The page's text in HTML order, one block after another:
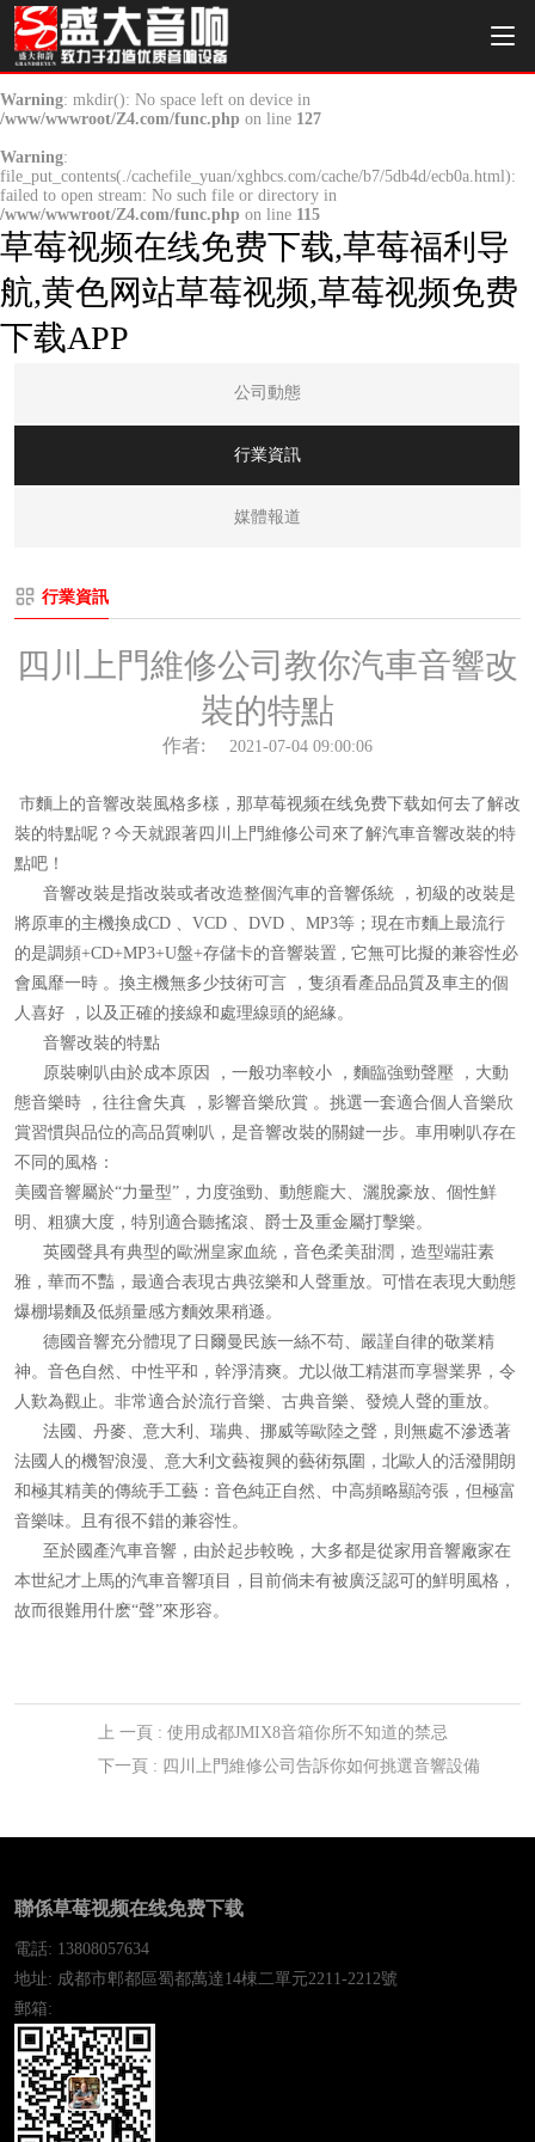
Warning: mkdir(): No space left on device in
/www/wwwroot/Z4.com/func.php on line 127
Warning:
file_put_contents(./cachefile_yuan/xghbcs.com/cache/b7/5db4d/ecb0a.html):
failed to open stream: No such file or directory in
/www/wwwroot/Z4.com/func.php on line 115
草莓视频在线免费下载,草莓福利导
航,黄色网站草莓视频,草莓视频免费
下载APP
公司動態
行業資訊
媒體報道
行業資訊
四川上門維修公司教你汽車音響改
裝的特點
作者: 2021-07-04 09:00:06
市麵上的音響改裝風格多樣，那草莓视频在线免费下载如何去了解改
裝的特點呢？今天就跟著四川上門維修公司來了解汽車音響改裝的特
點吧！
音響改裝是指改裝或者改造整個汽車的音響係統 ，初級的改裝是
將原車的主機換成CD 、VCD 、DVD 、MP3等；現在市麵上最流行
的是調頻+CD+MP3+U盤+存儲卡的音響裝置 , 它無可比擬的兼容性必
會風靡一時 。換主機無多少技術可言 ，隻須看產品品質及車主的個
人喜好 ，以及正確的接線和處理線頭的絕緣。
音響改裝的特點
原裝喇叭由於成本原因 ，一般功率較小 ，麵臨強勁聲壓 ，大動
態音樂時 ，往往會失真 ，影響音樂欣賞 。挑選一套適合個人音樂欣
賞習慣與品位的高品質喇叭，是音響改裝的關鍵一步。車用喇叭存在
不同的風格：
美國音響屬於“力量型”，力度強勁、動態龐大、灑脫豪放、個性鮮
明、粗獷大度，特別適合聽搖滾、爵士及重金屬打擊樂。
英國聲具有典型的歐洲皇家血統，音色柔美甜潤，造型端莊素
雅，華而不豔，最適合表現古典弦樂和人聲重放。可惜在表現大動態
爆棚場麵及低頻量感方麵效果稍遜。
德國音響充分體現了日爾曼民族一絲不苟、嚴謹自律的敬業精
神。音色自然、中性平和，幹淨清爽。尤以做工精湛而享譽業界，令
人歎為觀止。非常適合於流行音樂、古典音樂、發燒人聲的重放。
法國、丹麥、意大利、瑞典、挪威等歐陸之聲，則無處不滲透著
法國人的機智浪漫、意大利文藝複興的藝術氛圍，北歐人的活潑開朗
和極其精美的傳統手工藝：音色純正自然、中高頻略顯誇張，但極富
音樂味。且有很不錯的兼容性。
至於國產汽車音響，由於起步較晚，大多都是從家用音響廠家在
本世紀才上馬的汽車音響項目，目前倘未有被廣泛認可的鮮明風格，
故而很難用什麽“聲”來形容。
上 一頁 : 使用成都JMIX8音箱你所不知道的禁忌
下一頁 : 四川上門維修公司告訴你如何挑選音響設備
聯係草莓视频在线免费下载
電話: 13808057634
地址: 成都市郫都區蜀都萬達14棟二單元2211-2212號
郵箱: